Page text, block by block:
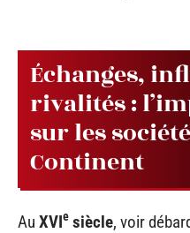
Échanges,
rivalités :
sur les
Continent
Au XVIe siècle, voir